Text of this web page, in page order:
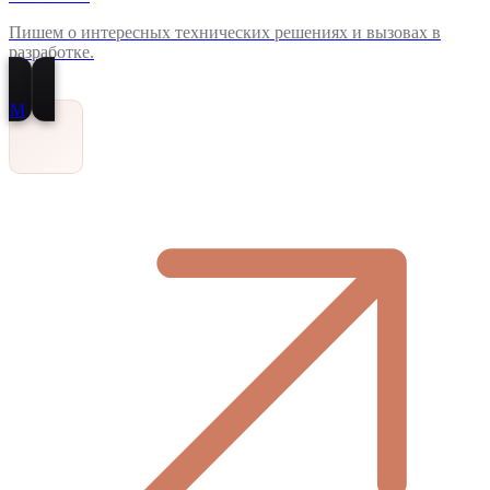
Пишем о интересных технических решениях и вызовах в
разработке.
M